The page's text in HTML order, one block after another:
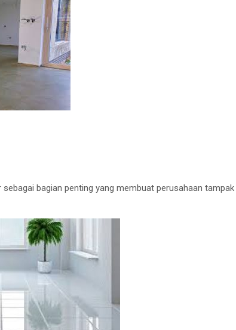
bagian penting yang membuat perusahaan tampak